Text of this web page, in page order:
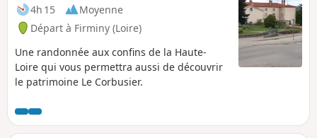
4h 15
Moyenne
Départ à Firminy (Loire)
Une randonnée aux confins de la Haute-
Loire qui vous permettra aussi de découvrir
le patrimoine Le Corbusier.